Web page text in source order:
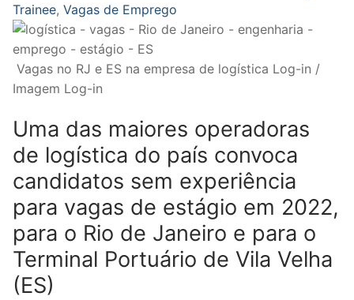
Trainee, Vagas de Emprego
Vagas no RJ e ES na empresa de logística Log-in /
Imagem Log-in
Uma das maiores operadoras
de logística do país convoca
candidatos sem experiência
para vagas de estágio em 2022,
para o Rio de Janeiro e para o
Terminal Portuário de Vila Velha
(ES)